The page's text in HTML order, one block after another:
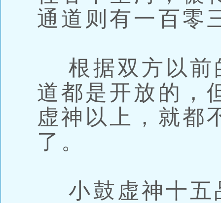
通道则有一百零
根据双方以前
道都是开放的，
虚神以上，就都
了。
小鼓虚神十五